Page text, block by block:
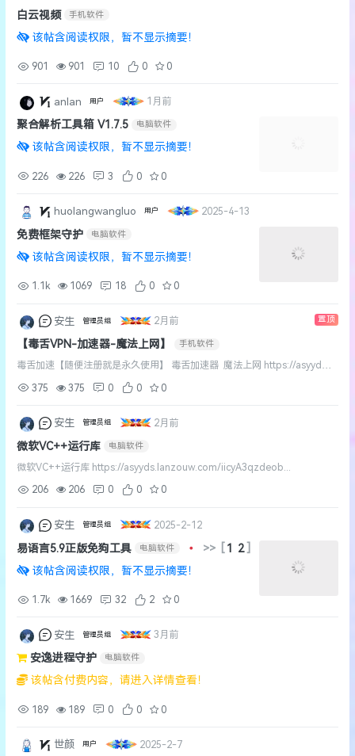
白云视频 手机软件
该帖含阅读权限，暂不显示摘要！
901 901 10 0 0
anlan 用户 1月前
聚合解析工具箱 V1.7.5 电脑软件
该帖含阅读权限，暂不显示摘要！
226 226 3 0 0
huolangwangluo 用户 2025-4-13
免费框架守护 电脑软件
该帖含阅读权限，暂不显示摘要！
1.1k 1069 18 0 0
安生 管理员组 2月前 置顶
【毒舌VPN-加速器-魔法上网】 手机软件
毒舌加速【随便注册就是永久使用】 毒舌加速器 魔法上网 https://asyyds.l
anzouw.com/iReSj3qz139i ...
375 375 0 0 0
安生 管理员组 2月前
微软VC++运行库 电脑软件
微软VC++运行库 https://asyyds.lanzouw.com/iicyA3qzdeob...
206 206 0 0 0
安生 管理员组 2025-2-12
易语言5.9正版免狗工具 电脑软件 • >> 1 2
该帖含阅读权限，暂不显示摘要！
1.7k 1669 32 2 0
安生 管理员组 3月前
安逸进程守护 电脑软件
该帖含付费内容，请进入详情查看！
189 189 0 0 0
世颜 用户 2025-2-7